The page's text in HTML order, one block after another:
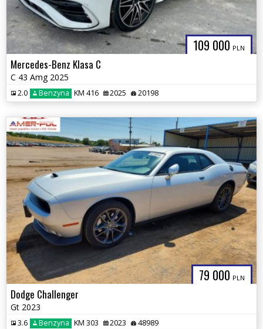
109 000 PLN
Mercedes-Benz Klasa C
C 43 Amg 2025
2.0 Benzyna KM 416 2025 20198
79 000 PLN
Dodge Challenger
Gt 2023
3.6 Benzyna KM 303 2023 48989